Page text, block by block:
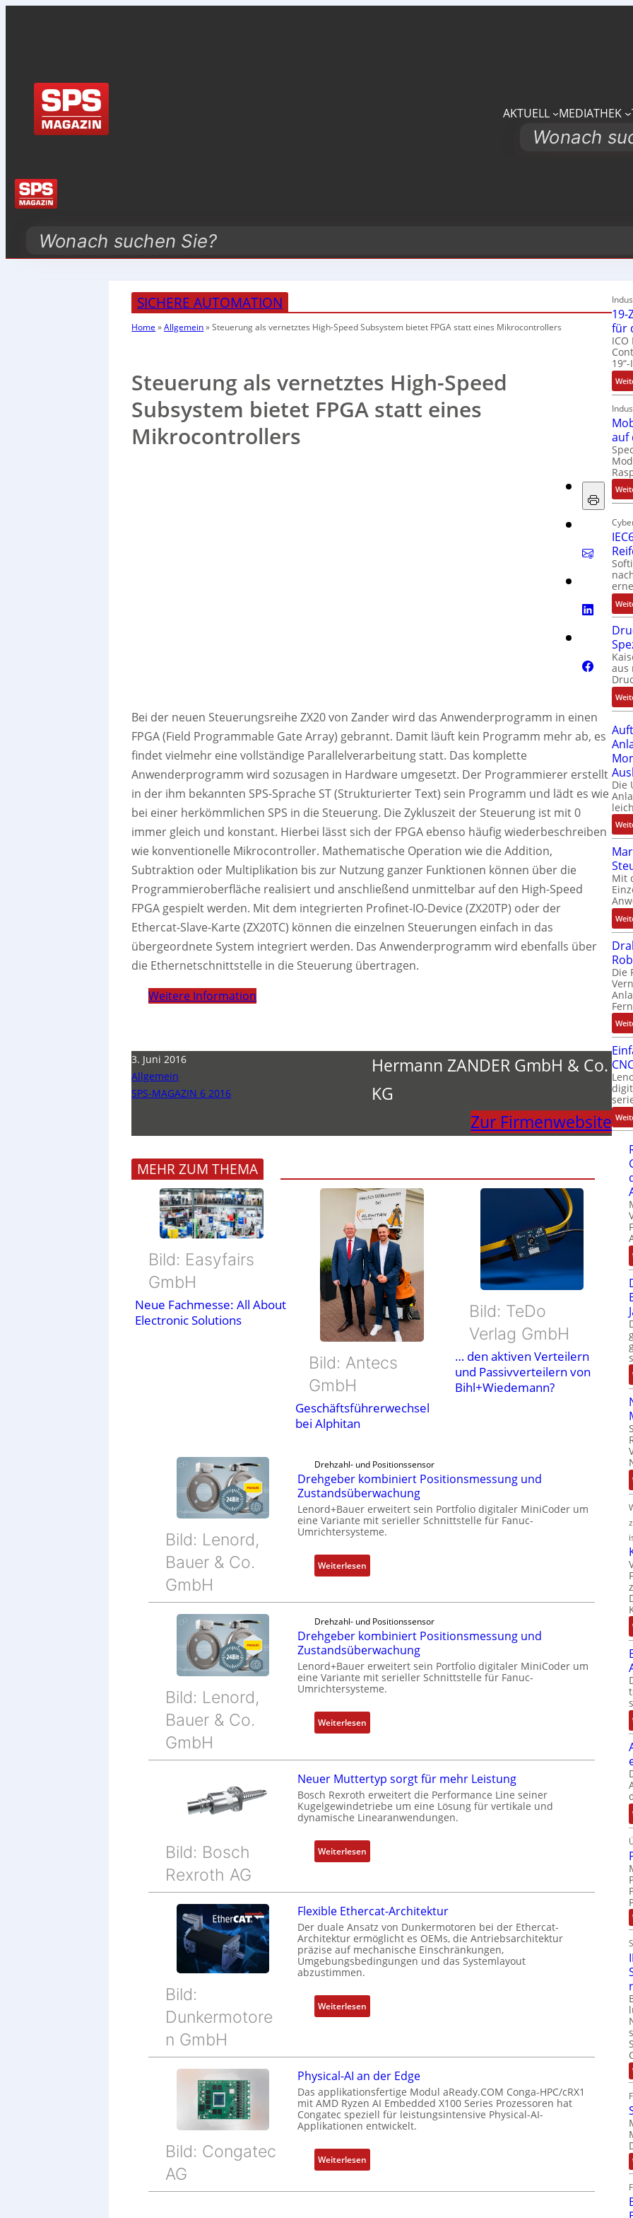
AKTUELL MEDIATHEK
Search
Search
SICHERE AUTOMATION
Home »Allgemein»Steuerung als vernetztes High-Speed Subsystem bietet FPGA statt eines Mikrocontrollers
Steuerung als vernetztes High-Speed
Subsystem bietet FPGA statt eines
Mikrocontrollers
Bei der neuen Steuerungsreihe ZX20 von Zander wird das Anwenderprogramm in einen
FPGA (Field Programmable Gate Array) gebrannt. Damit läuft kein Programm mehr ab, es
findet vielmehr eine vollständige Parallelverarbeitung statt. Das komplette
Anwenderprogramm wird sozusagen in Hardware umgesetzt. Der Programmierer erstellt
in der ihm bekannten SPS-Sprache ST (Strukturierter Text) sein Programm und lädt es wie
bei einer herkömmlichen SPS in die Steuerung. Die Zykluszeit der Steuerung ist mit 0
immer gleich und konstant. Hierbei lässt sich der FPGA ebenso häufig wiederbeschreiben
wie konventionelle Mikrocontroller. Mathematische Operation wie die Addition,
Subtraktion oder Multiplikation bis zur Nutzung ganzer Funktionen können über die
Programmieroberfläche realisiert und anschließend unmittelbar auf den High-Speed
FPGA gespielt werden. Mit dem integrierten Profinet-IO-Device (ZX20TP) oder der
Ethercat-Slave-Karte (ZX20TC) können die einzelnen Steuerungen einfach in das
übergeordnete System integriert werden. Das Anwenderprogramm wird ebenfalls über
die Ethernetschnittstelle in die Steuerung übertragen.
Weitere Information
3. Juni 2016
Allgemein
SPS-MAGAZIN 6 2016
Hermann ZANDER GmbH & Co.
KG
Zur Firmenwebsite
MEHR ZUM THEMA
Bild: Easyfairs
GmbH
Neue Fachmesse: All About
Electronic Solutions
Bild: Antecs
GmbH
Geschäftsführerwechsel
bei Alphitan
Bild: TeDo
Verlag GmbH
… den aktiven Verteilern
und Passivverteilern von
Bihl+Wiedemann?
Bild: Lenord,
Bauer & Co.
GmbH
Drehzahl- und Positionssensor
Drehgeber kombiniert Positionsmessung und
Zustandsüberwachung
Lenord+Bauer erweitert sein Portfolio digitaler MiniCoder um
eine Variante mit serieller Schnittstelle für Fanuc-
Umrichtersysteme.
Weiterlesen:
D
h
g
e
b
e
k
o
b
i
e
P
s
i
i
o
n
m
e
u
u
n
d
u
s
t
Bild: Lenord,
Bauer & Co.
GmbH
Drehzahl- und Positionssensor
Drehgeber kombiniert Positionsmessung und
Zustandsüberwachung
Lenord+Bauer erweitert sein Portfolio digitaler MiniCoder um
eine Variante mit serieller Schnittstelle für Fanuc-
Umrichtersysteme.
Weiterlesen:
D
h
g
e
e
r
b
i
n
i
t
P
t
i
o
n
m
e
Bild: Bosch
Rexroth AG
Neuer Muttertyp sorgt für mehr Leistung
Bosch Rexroth erweitert die Performance Line seiner
Kugelgewindetriebe um eine Lösung für vertikale und
dynamische Linearanwendungen.
Weiterlesen:
N
u
e
r
M
u
e
r
p
s
o
r
g
t
f
ü
m
Bild:
Dunkermotore
n GmbH
Flexible Ethercat-Architektur
Der duale Ansatz von Dunkermotoren bei der Ethercat-
Architektur ermöglicht es OEMs, die Antriebsarchitektur
präzise auf mechanische Einschränkungen,
Umgebungsbedingungen und das Systemlayout
abzustimmen.
Weiterlesen:
F
b
l
e
h
Bild: Congatec
AG
Physical-AI an der Edge
Das applikationsfertige Modul aReady.COM Conga-HPC/cRX1
mit AMD Ryzen AI Embedded X100 Series Prozessoren hat
Congatec speziell für leistungsintensive Physical-AI-
Applikationen entwickelt.
Weiterlesen:
P
h
19-
für
auf
aus
Die
Mit
Die